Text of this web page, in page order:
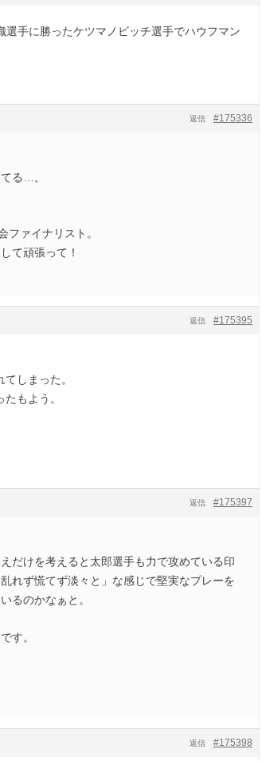
手に勝ったケツマノビッチ選手でハウフマン
#175336
返信
る…。
ファイナリスト。
て頑張って！
#175395
返信
しまった。
もよう。
#175397
返信
だけを考えると太郎選手も力で攻めている印
れず慌てず淡々と」な感じで堅実なプレーを
るのかなぁと。
す。
#175398
返信